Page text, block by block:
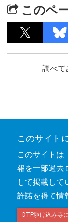
このペ
調べて
このサイト
このサイトは
報を一部過去
して掲載して
許諾を得て情
DTP駆け込み寺